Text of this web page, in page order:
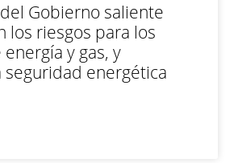
Gobierno saliente
los riesgos para los
y gas, y
seguridad energética